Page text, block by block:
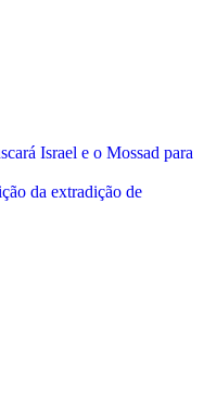
Israel e o Mossad para
da extradição de